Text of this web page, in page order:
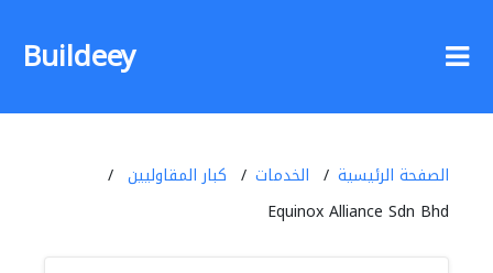
Buildeey
الصفحة الرئيسية الخدمات
كبار المقاوليين
Equinox Alliance Sdn Bhd